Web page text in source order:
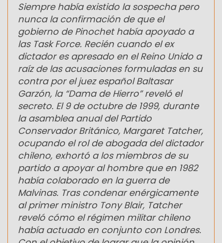
Siempre había existido la sospecha pero
nunca la confirmación de que el
gobierno de Pinochet había apoyado a
las Task Force. Recién cuando el ex
dictador es apresado en el Reino Unido a
raíz de las acusaciones formuladas en su
contra por el juez español Baltasar
Garzón, la “Dama de Hierro” reveló el
secreto. El 9 de octubre de 1999, durante
la asamblea anual del Partido
Conservador Británico, Margaret Tatcher,
ocupando el rol de abogada del dictador
chileno, exhortó a los miembros de su
partido a apoyar al hombre que en 1982
había colaborado en la guerra de
Malvinas. Tras condenar enérgicamente
al primer ministro Tony Blair, Tatcher
reveló cómo el régimen militar chileno
había actuado en conjunto con Londres.